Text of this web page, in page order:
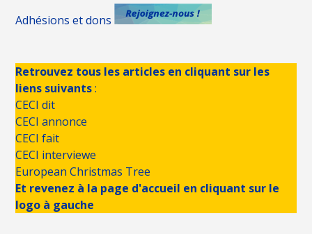
Adhésions et dons
Retrouvez tous les articles en cliquant sur les
liens suivants:
CECI dit
CECI annonce
CECI fait
CECI interviewe
European Christmas Tree
Et revenez à la page d'accueil en cliquant sur le
logo à gauche